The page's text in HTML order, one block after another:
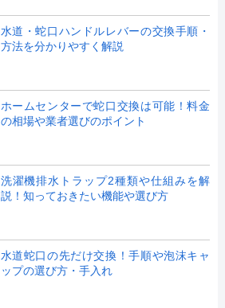
水道・蛇口ハンドルレバーの交換手順・
方法を分かりやすく解説
ホームセンターで蛇口交換は可能！料金
の相場や業者選びのポイント
洗濯機排水トラップ2種類や仕組みを解
説！知っておきたい機能や選び方
水道蛇口の先だけ交換！手順や泡沫キャ
ップの選び方・手入れ